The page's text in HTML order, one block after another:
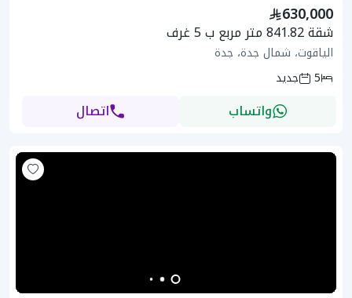
630,000
شقة 841.82 متر مربع ب 5 غرف
الياقوت، شمال جدة، جدة
5
جديد
واتساب اتصال